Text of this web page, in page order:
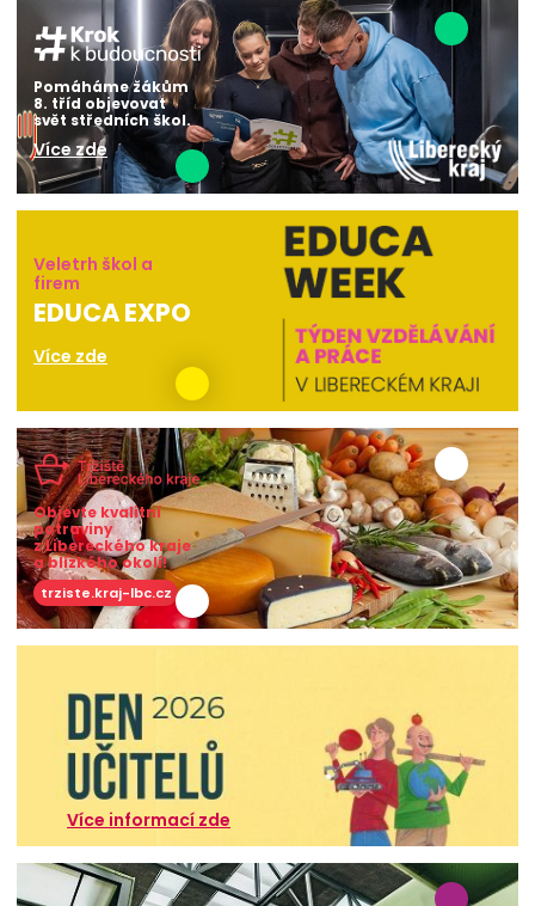
Pomáháme žákům
8. tříd objevovat
svět středních škol.
Více zde
Veletrh škol a
firem
EDUCA EXPO
Více zde
Objevte kvalitní
potraviny
z Libereckého kraje
a blízkého okolí!
trziste.kraj-lbc.cz
Více informací zde